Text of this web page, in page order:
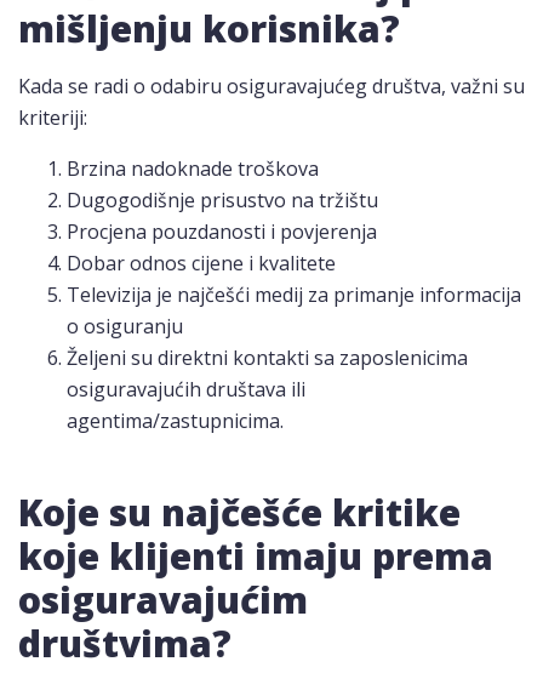
mišljenju korisnika?
Kada se radi o odabiru osiguravajućeg društva, važni su
kriteriji:
Brzina nadoknade troškova
Dugogodišnje prisustvo na tržištu
Procjena pouzdanosti i povjerenja
Dobar odnos cijene i kvalitete
Televizija je najčešći medij za primanje informacija
o osiguranju
Željeni su direktni kontakti sa zaposlenicima
osiguravajućih društava ili
agentima/zastupnicima.
Koje su najčešće kritike
koje klijenti imaju prema
osiguravajućim
društvima?